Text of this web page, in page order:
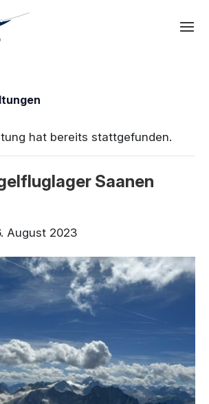
hat bereits stattgefunden.
Saanen
August 2023